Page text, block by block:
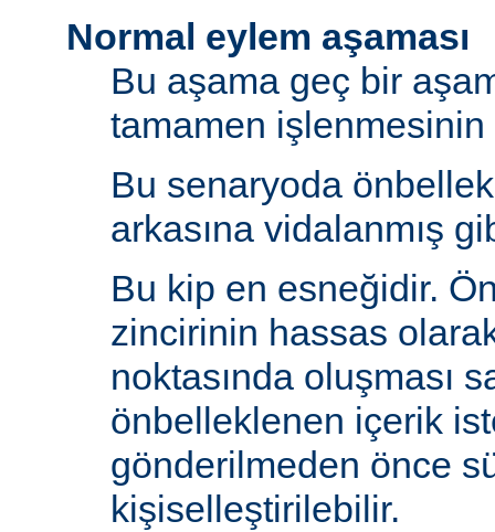
Normal eylem aşaması
Bu aşama geç bir
tamamen işlenmesinin
Bu senaryoda
arkasına vidalanmış
Bu kip en esneğidir.
zincirinin hassas
noktasında oluşması
önbelleklenen içerik
gönderilmeden önce
kişiselleştirilebilir.